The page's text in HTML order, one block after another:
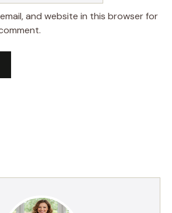
and website in this browser for